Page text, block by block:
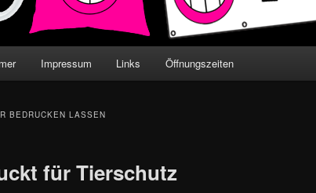
Impressum Links Öffnungszeiten
BEDRUCKEN LASSEN
für Tierschutz